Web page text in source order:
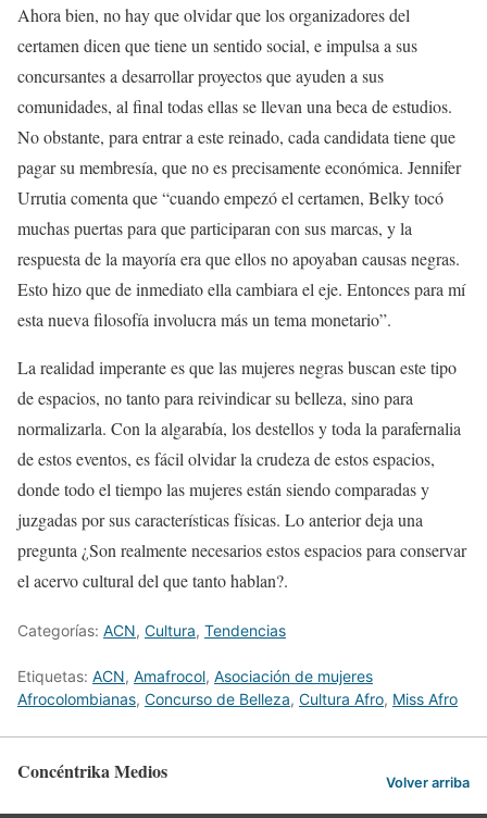
Ahora bien, no hay que olvidar que los organizadores del
certamen dicen que tiene un sentido social, e impulsa a sus
concursantes a desarrollar proyectos que ayuden a sus
comunidades, al final todas ellas se llevan una beca de estudios.
No obstante, para entrar a este reinado, cada candidata tiene que
pagar su membresía, que no es precisamente económica. Jennifer
Urrutia comenta que “cuando empezó el certamen, Belky tocó
muchas puertas para que participaran con sus marcas, y la
respuesta de la mayoría era que ellos no apoyaban causas negras.
Esto hizo que de inmediato ella cambiara el eje. Entonces para mí
esta nueva filosofía involucra más un tema monetario”.
La realidad imperante es que las mujeres negras buscan este tipo
de espacios, no tanto para reivindicar su belleza, sino para
normalizarla. Con la algarabía, los destellos y toda la parafernalia
de estos eventos, es fácil olvidar la crudeza de estos espacios,
donde todo el tiempo las mujeres están siendo comparadas y
juzgadas por sus características físicas. Lo anterior deja una
pregunta ¿Son realmente necesarios estos espacios para conservar
el acervo cultural del que tanto hablan?.
Categorías: ACN, Cultura, Tendencias
Etiquetas: ACN, Amafrocol, Asociación de mujeres
Afrocolombianas, Concurso de Belleza, Cultura Afro, Miss Afro
Concéntrika Medios Volver arriba